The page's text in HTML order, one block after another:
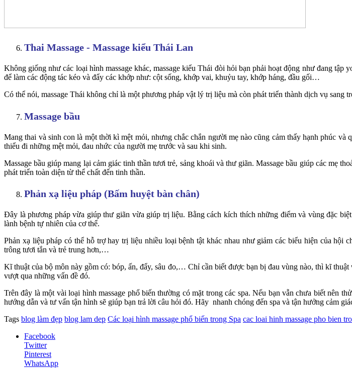
Thai Massage - Massage kiểu Thái Lan
Không giống như các loại hình massage khác, massage kiểu Thái đòi hỏi bạn phải hoạt động như đang
để làm các động tác kéo và đẩy các khớp như: cột sống, khớp vai, khuỷu tay, khớp háng, đầu gối…
Có thể nói, massage Thái không chỉ là một phương pháp vật lý trị liệu mà còn phát triển thành dịch vụ sang
Massage bầu
Mang thai và sinh con là một thời kì mệt mỏi, nhưng chắc chắn người mẹ nào cũng cảm thấy hạnh phúc
thiểu đi những mệt mỏi, đau nhức của người mẹ trước và sau khi sinh.
Massage bầu giúp mang lại cảm giác tinh thần tươi trẻ, sảng khoái và thư giãn. Massage bầu giúp các mẹ
phát triển toàn diện từ thể chất đến tinh thần.
Phản xạ liệu pháp (Bấm huyệt bàn chân)
Đây là phương pháp vừa giúp thư giãn vừa giúp trị liệu. Bằng cách kích thích những điểm và vùng đặc
lành bệnh tự nhiên của cơ thể.
Phản xạ liệu pháp có thể hỗ trợ hay trị liệu nhiều loại bệnh tật khác nhau như giảm các biểu hiện của
trông tươi tắn và trẻ trung hơn,…
Kĩ thuật của bộ môn này gồm có: bóp, ấn, đẩy, sâu đo,… Chỉ cần biết được bạn bị đau vùng nào, thì kĩ
vượt qua những vấn đề đó.
Trên đây là một vài loại hình massage phổ biến thường có mặt trong các spa. Nếu bạn vẫn chưa biết nên
hướng dẫn và tư vấn tận hình sẽ giúp bạn trả lời câu hỏi đó. Hãy nhanh chóng đến spa và tận hưởng cảm
Tags blog làm đẹp blog lam dep Các loại hình massage phổ biến trong Spa cac loai hinh massage pho bien
Facebook
Twitter
Pinterest
WhatsApp